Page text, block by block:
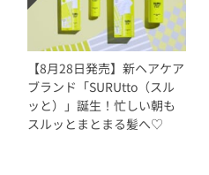
【8月28日発売】新ヘアケア
ブランド「SURUtto（スル
ッと）」誕生！忙しい朝も
スルッとまとまる髪へ♡